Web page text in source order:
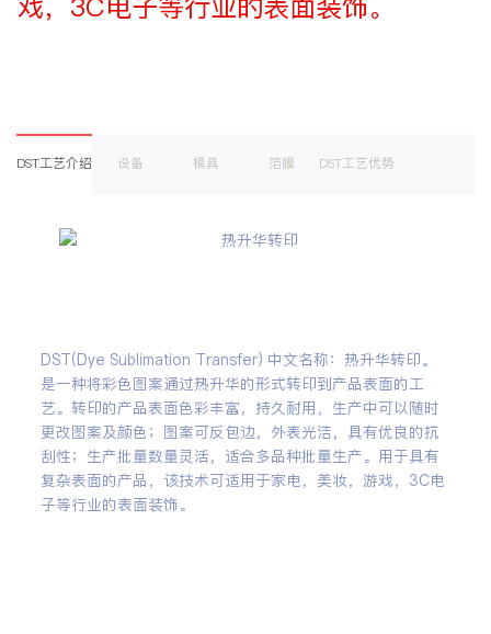
DST工艺介绍 设备 模具 箔膜 DST工艺优势
DST(Dye Sublimation Transfer) 中文名称：热升华转印。
是一种将彩色图案通过热升华的形式转印到产品表面的工
艺。转印的产品表面色彩丰富，持久耐用，生产中可以随时
更改图案及颜色；图案可反包边，外表光洁，具有优良的抗
刮性；生产批量数量灵活，适合多品种批量生产。用于具有
复杂表面的产品，该技术可适用于家电，美妆，游戏，3C电
子等行业的表面装饰。